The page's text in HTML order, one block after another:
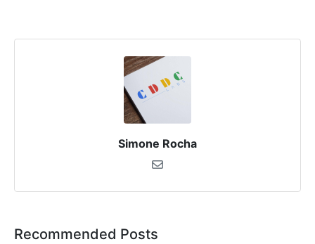
Simone Rocha
Recommended Posts